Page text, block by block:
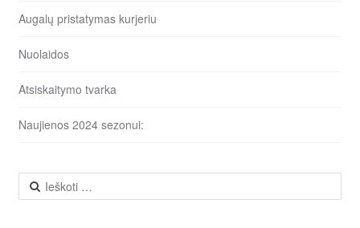
Augalų pristatymas kurjeriu
Nuolaidos
Atsiskaitymo tvarka
Naujienos 2024 sezonui:
Ieškoti: